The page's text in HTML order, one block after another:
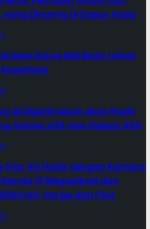
yang Dinamis Di Dapur Anda
Harus Beli Body Lotion
AI Diperkirakan Akan Hadir
Galaxy A35 dan Galaxy A55
Star 4G Hadir dengan Kamera
13 Megapiksel dan
Harga dan Fitur